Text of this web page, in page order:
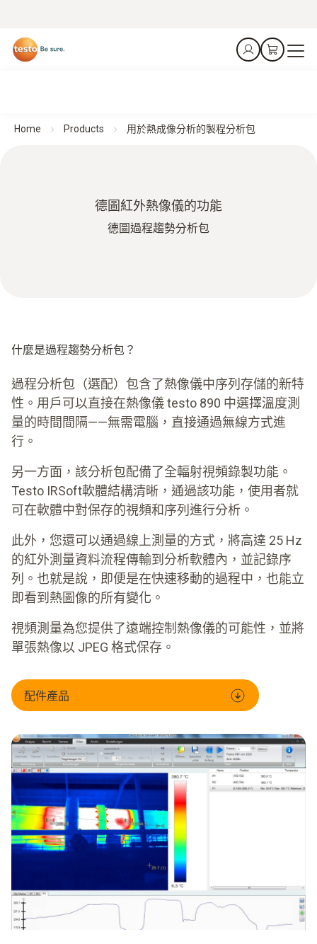
Home Products 用於熱成像分析的製程分析包
德圖紅外熱像儀的功能
德圖過程趨勢分析包
什麼是過程趨勢分析包？
過程分析包（選配）包含了熱像儀中序列存儲的新特
性。用戶可以直接在熱像儀 testo 890 中選擇溫度測
量的時間間隔——無需電腦，直接通過無線方式進
行。
另一方面，該分析包配備了全輻射視頻錄製功能。
Testo IRSoft軟體結構清晰，通過該功能，使用者就
可在軟體中對保存的視頻和序列進行分析。
此外，您還可以通過線上測量的方式，將高達 25 Hz
的紅外測量資料流程傳輸到分析軟體內，並記錄序
列。也就是說，即便是在快速移動的過程中，也能立
即看到熱圖像的所有變化。
視頻測量為您提供了遠端控制熱像儀的可能性，並將
單張熱像以 JPEG 格式保存。
配件產品